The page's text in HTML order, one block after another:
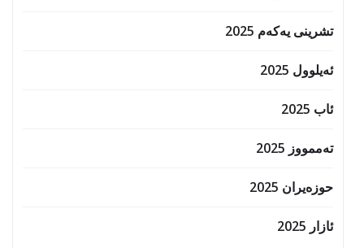
تشرینی یەکەم 2025
ئەیلوول 2025
ئاب 2025
تەممووز 2025
حوزه‌یران 2025
ئازار 2025